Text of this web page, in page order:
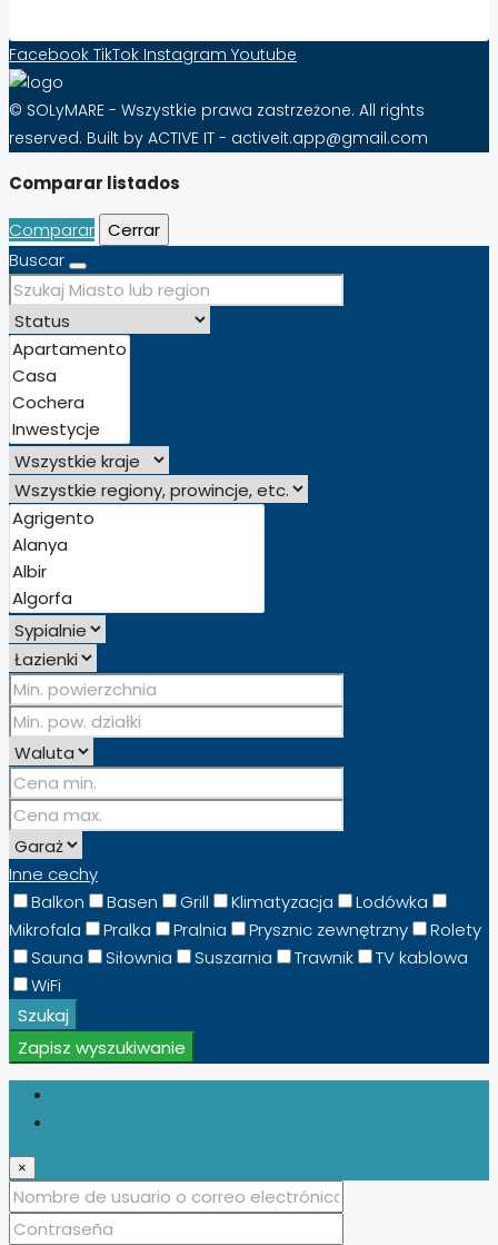
Facebook TikTok Instagram Youtube
© SOLyMARE - Wszystkie prawa zastrzeżone. All rights
reserved. Built by ACTIVE IT - activeit.app@gmail.com
Comparar listados
Comparar Cerrar
Buscar
Inne cechy
Balkon
Basen Grill Klimatyzacja
Lodówka
Mikrofala
Pralka Pralnia Prysznic zewnętrzny
Rolety
Sauna
Siłownia Suszarnia Trawnik
TV kablowa
WiFi
Szukaj
Zapisz wyszukiwanie
×